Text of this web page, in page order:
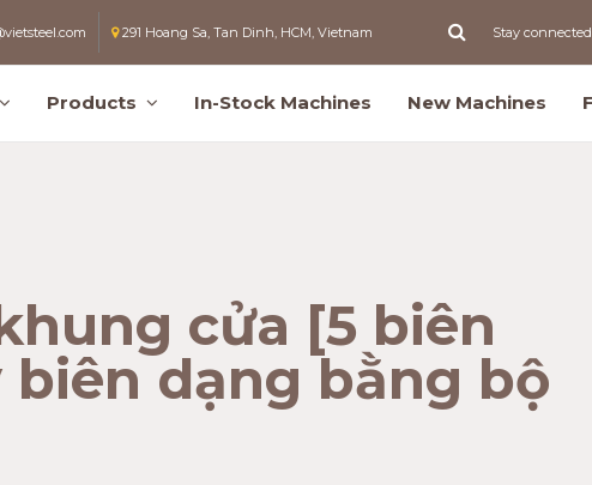
291 Hoang Sa, Tan Dinh, HCM, Vietnam Stay
Products In-Stock Machines New Machines
cửa [5 biên
biên dạng bằng bộ